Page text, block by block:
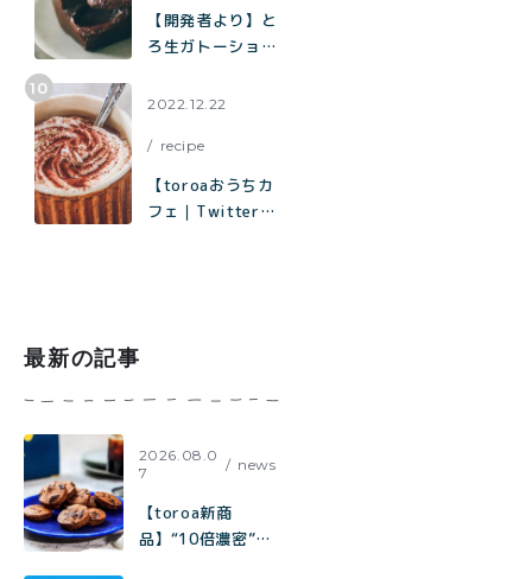
が美味しいクッキ
ー缶」
【開発者より】と
ろ生ガトーショコ
2022.12.22
recipe
【toroaおうちカ
フェ｜Twitterで
最新の記事
2026.08.0
7
news
【toroa新商
品】“10倍濃密”カ